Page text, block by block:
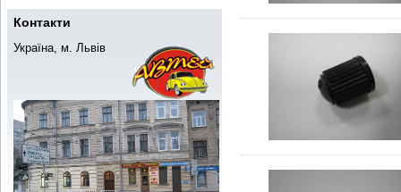
Контакти
Україна, м. Львів